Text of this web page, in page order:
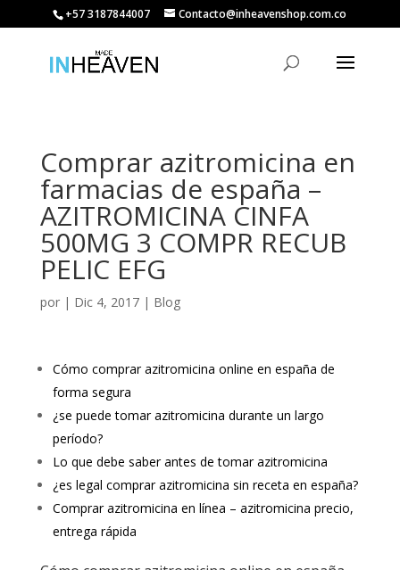
+57 3187844007 Contacto@inheavenshop.com.co
Comprar azitromicina en
farmacias de españa –
AZITROMICINA CINFA
500MG 3 COMPR RECUB
PELIC EFG
por | Dic 4, 2017| Blog
Cómo comprar azitromicina online en españa de
forma segura
¿se puede tomar azitromicina durante un largo
período?
Lo que debe saber antes de tomar azitromicina
¿es legal comprar azitromicina sin receta en españa?
Comprar azitromicina en línea – azitromicina precio,
entrega rápida